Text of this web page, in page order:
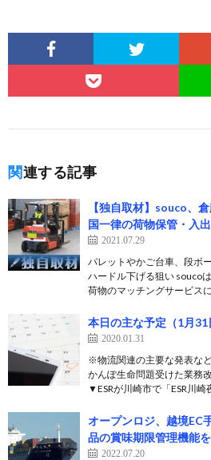
関連する記事
【独自取材】souco、
国一律の荷物保管・入
2021.07.29
パレットやかご台車、段ボ
ハードル下げる狙い souco
荷物のマッチングサービス
本日の主な予定（1月31
2020.01.31
※物流関連の主要な発表な
かんぽ生命問題受けた業務
▼ESRが川崎市で「ESR川
オープンロジ、越境EC
品の賞味期限管理機能
2022.07.20